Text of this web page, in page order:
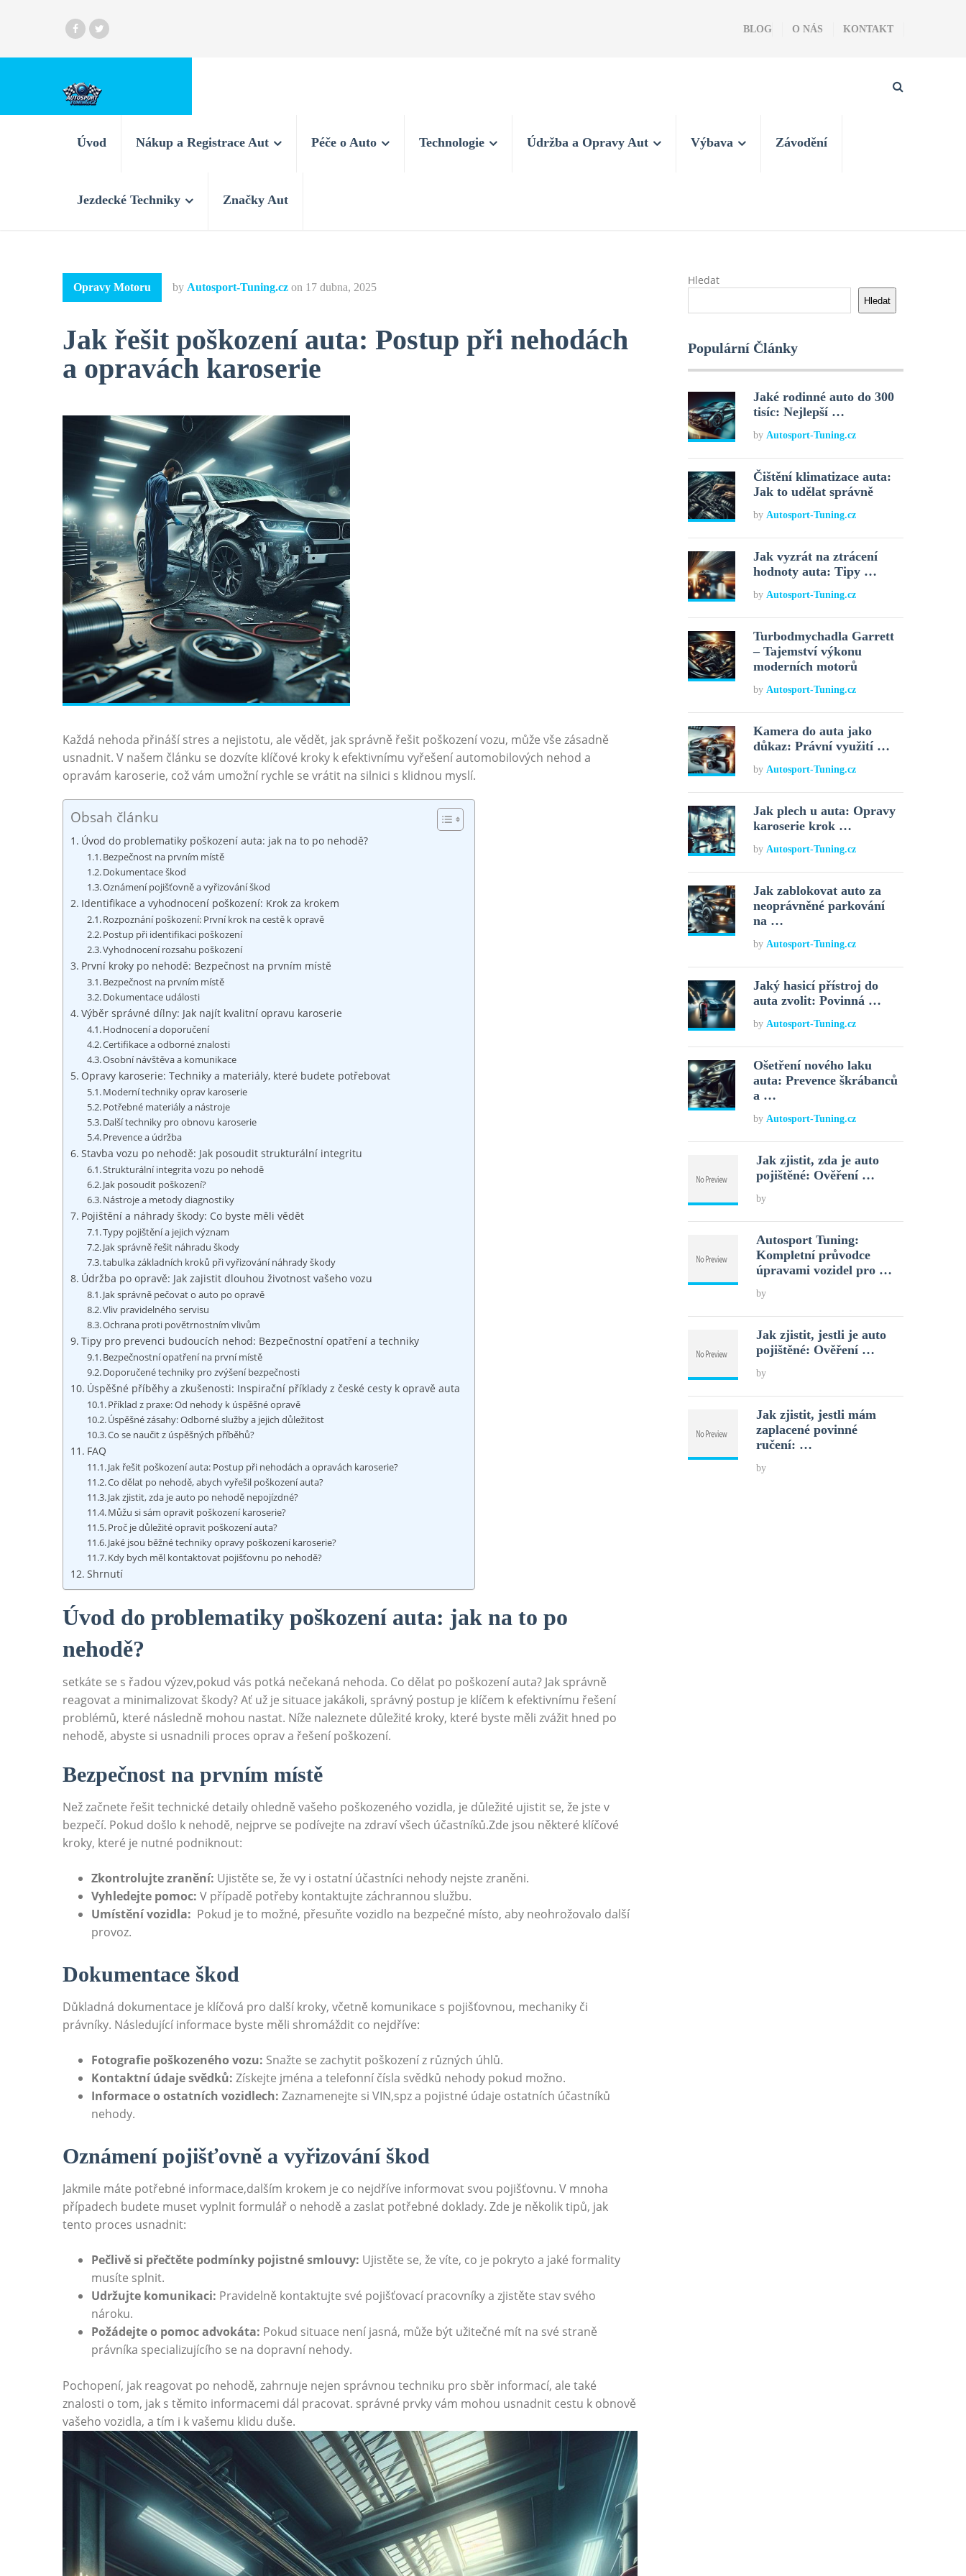
BLOG O NÁS KONTAKT
Úvod Nákup a Registrace Aut Péče o Auto Technologie Údržba a Opravy Aut Výbava Závodění
Jezdecké Techniky Značky Aut
Opravy Motoru by Autosport-Tuning.cz on 17 dubna, 2025
Jak řešit poškození auta: Postup při nehodách
a opravách karoserie
Každá‌ nehoda přináší stres a nejistotu, ale vědět, jak správně řešit poškození vozu, může vše zásadně
usnadnit. V našem⁤ článku se dozvíte klíčové ​kroky k efektivnímu vyřešení automobilových nehod a
opravám karoserie, což vám umožní rychle se vrátit na silnici s klidnou myslí.
Obsah článku
Úvod do problematiky ⁢poškození auta: jak na to po ⁢nehodě?
Bezpečnost na prvním⁤ místě
Dokumentace škod
Oznámení pojišťovně a vyřizování škod
Identifikace a vyhodnocení​ poškození: ​Krok za krokem
Rozpoznání poškození: ‍První⁤ krok na cestě ‌k opravě
Postup při identifikaci poškození
Vyhodnocení rozsahu poškození
První kroky po nehodě:⁤ Bezpečnost na ​prvním místě
Bezpečnost na prvním⁣ místě
Dokumentace události
Výběr správné dílny: Jak najít kvalitní opravu ‌karoserie
Hodnocení a doporučení
Certifikace ⁤a odborné ⁣znalosti
Osobní návštěva a komunikace
Opravy⁤ karoserie: Techniky a materiály, které ⁢budete ⁣potřebovat
Moderní techniky oprav karoserie
Potřebné materiály a nástroje
Další techniky pro obnovu karoserie
Prevence a údržba
Stavba vozu po nehodě: Jak posoudit strukturální ⁤integritu
Strukturální integrita vozu po nehodě
Jak​ posoudit poškození?
Nástroje a metody diagnostiky
Pojištění a náhrady škody: Co byste měli vědět
Typy pojištění a jejich význam
Jak správně řešit náhradu škody
tabulka základních kroků při vyřizování náhrady škody
Údržba po opravě: Jak zajistit dlouhou životnost vašeho vozu
Jak správně ‌pečovat‌ o ⁤auto po opravě
Vliv pravidelného servisu
Ochrana proti povětrnostním vlivům
Tipy pro prevenci budoucích⁤ nehod: Bezpečnostní opatření a techniky
Bezpečnostní ⁣opatření na první místě
Doporučené techniky pro⁤ zvýšení bezpečnosti
Úspěšné příběhy a zkušenosti: ⁣Inspirační příklady z české cesty k opravě⁤ auta
Příklad z praxe:‍ Od nehody k úspěšné opravě
Úspěšné zásahy: Odborné služby​ a jejich důležitost
Co se naučit z⁢ úspěšných ​příběhů?
FAQ
Jak řešit poškození auta: Postup při nehodách a opravách ⁢karoserie?
Co dělat po nehodě, ⁣abych vyřešil poškození ⁤auta?
Jak zjistit, zda je auto po nehodě nepojízdné?
Můžu si sám opravit poškození karoserie?
Proč⁢ je důležité opravit poškození auta?
Jaké jsou běžné​ techniky opravy ‌poškození karoserie?
Kdy bych měl⁤ kontaktovat pojišťovnu po nehodě?
Shrnutí
Úvod do problematiky ⁢poškození auta: jak na to po
⁢nehodě?
setkáte se s řadou výzev,pokud ​vás potká⁤ nečekaná nehoda. Co dělat po poškození auta? Jak správně
reagovat a minimalizovat škody? Ať už je situace jakákoli, správný postup je klíčem k efektivnímu ⁢řešení
problémů, které následně mohou nastat. Níže naleznete⁢ důležité ⁣kroky, které byste měli zvážit hned po
nehodě, abyste si usnadnili proces oprav a řešení poškození.
Bezpečnost na prvním⁤ místě
Než začnete řešit ⁤technické detaily ohledně vašeho poškozeného vozidla, je důležité ujistit se, že jste ⁢v
bezpečí. Pokud došlo k‍ nehodě, nejprve⁣ se podívejte na zdraví všech ⁢účastníků.Zde jsou některé klíčové
kroky, které je nutné ‍podniknout:
Zkontrolujte zranění: Ujistěte ​se, že vy i ostatní účastníci⁤ nehody nejste zraněni.
Vyhledejte pomoc: V případě potřeby kontaktujte⁢ záchrannou službu.
Umístění vozidla: ⁤ Pokud je ‍to možné, ‌přesuňte vozidlo na bezpečné místo, aby ‍neohrožovalo další
provoz.
Dokumentace škod
Důkladná dokumentace je klíčová pro ⁣další kroky, včetně komunikace​ s pojišťovnou, mechaniky či
právníky.‌ Následující informace byste měli shromáždit co nejdříve:
Fotografie poškozeného vozu: Snažte se zachytit poškození‌ z⁣ různých úhlů.
Kontaktní údaje svědků: Získejte jména a telefonní čísla svědků nehody pokud možno.
Informace o ostatních vozidlech: Zaznamenejte si VIN,spz⁣ a pojistné údaje ostatních účastníků
nehody.
Oznámení pojišťovně a vyřizování škod
Jakmile⁣ máte⁣ potřebné⁤ informace,dalším krokem je ​co nejdříve informovat svou pojišťovnu. V mnoha‌
případech budete muset vyplnit formulář o ⁤nehodě a zaslat potřebné doklady. Zde je několik tipů, jak
tento proces usnadnit:
Pečlivě si‌ přečtěte podmínky pojistné smlouvy: Ujistěte se, že ‍víte,⁢ co je pokryto ⁢a jaké formality
musíte splnit.
Udržujte komunikaci: Pravidelně ​kontaktujte své pojišťovací⁤ pracovníky a zjistěte stav svého
nároku.
Požádejte o pomoc advokáta: Pokud situace není jasná, ‌může být užitečné mít na své straně
právníka specializujícího se na ⁢dopravní ‍nehody.
Pochopení, jak reagovat po‌ nehodě, zahrnuje nejen správnou techniku pro sběr informací, ale také⁤
znalosti o tom, jak ⁣s těmito informacemi dál ‍pracovat. správné prvky vám mohou usnadnit cestu k obnově
vašeho vozidla, a tím i k vašemu klidu duše.
Hledat
Hledat
Populární Články
Jaké rodinné auto do 300
tisíc: Nejlepší …
byAutosport-Tuning.cz
Čištění klimatizace auta:
Jak to udělat správně
byAutosport-Tuning.cz
Jak vyzrát na ztrácení
hodnoty auta: Tipy …
byAutosport-Tuning.cz
Turbodmychadla Garrett
– Tajemství výkonu
moderních motorů
byAutosport-Tuning.cz
Kamera do auta jako
důkaz: Právní využití …
byAutosport-Tuning.cz
Jak plech u auta: Opravy
karoserie krok …
byAutosport-Tuning.cz
Jak zablokovat auto za
neoprávněné parkování
na …
byAutosport-Tuning.cz
Jaký hasicí přístroj do
auta zvolit: Povinná …
byAutosport-Tuning.cz
Ošetření nového laku
auta: Prevence škrábanců
a …
byAutosport-Tuning.cz
Jak zjistit, zda je auto
pojištěné: Ověření …
by
Autosport Tuning:
Kompletní průvodce
úpravami vozidel pro …
by
Jak zjistit, jestli je auto
pojištěné: Ověření …
by
Jak zjistit, jestli mám
zaplacené povinné
ručení: …
by